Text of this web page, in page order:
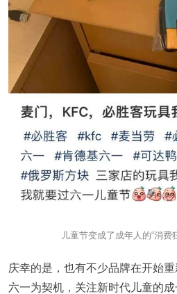
儿童节变成了成年人的“消费
庆幸的是，也有不少品牌在开始
六一为契机，关注新时代儿童的